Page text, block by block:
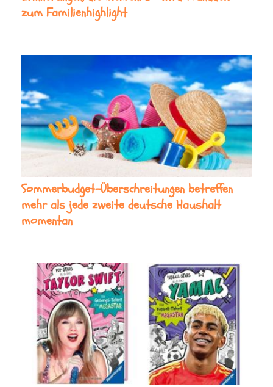
zum Familienhighlight
Sommerbudget-Überschreitungen betreffen
mehr als jede zweite deutsche Haushalt
momentan